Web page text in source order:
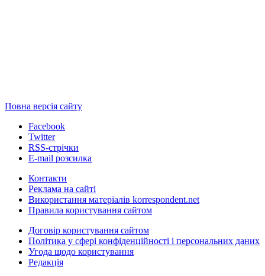
Повна версія сайту
Facebook
Twitter
RSS-стрічки
E-mail розсилка
Контакти
Реклама на сайті
Використання матеріалів korrespondent.net
Правила користування сайтом
Договір користування сайтом
Політика у сфері конфіденційності і персональних даних
Угода щодо користування
Редакція